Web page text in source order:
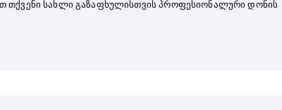
თქვენი სახლი გაზაფხულისთვის პროფესიონალური დონის